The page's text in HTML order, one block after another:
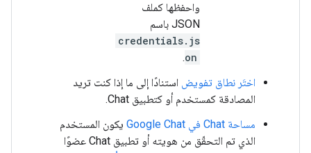
واحفظها كملف
JSON باسم
credentials.js
on
.
اختَر نطاق تفويض استنادًا إلى ما إذا كنت تريد
المصادقة كمستخدم أو كتطبيق Chat.
مساحة Chat في Google Chat
يكون المستخدم
الذي تم التحقّق من هويته أو تطبيق Chat عضوًا